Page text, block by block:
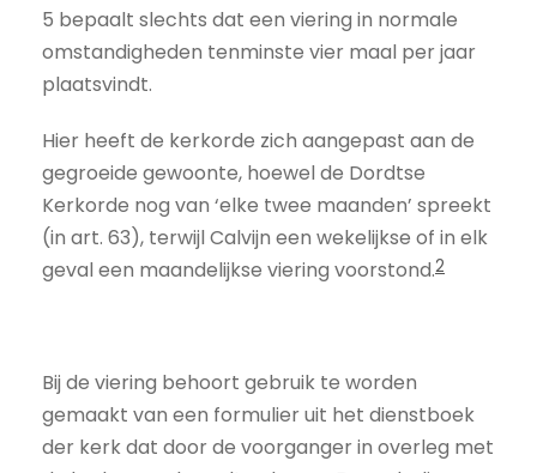
5 bepaalt slechts dat een viering in normale
omstandigheden tenminste vier maal per jaar
plaatsvindt.
Hier heeft de kerkorde zich aangepast aan de
gegroeide gewoonte, hoewel de Dordtse
Kerkorde nog van ‘elke twee maanden’ spreekt
(in art. 63), terwijl Calvijn een wekelijkse of in elk
geval een maandelijkse viering voorstond.2
Bij de viering behoort gebruik te worden
gemaakt van een formulier uit het dienstboek
der kerk dat door de voorganger in overleg met